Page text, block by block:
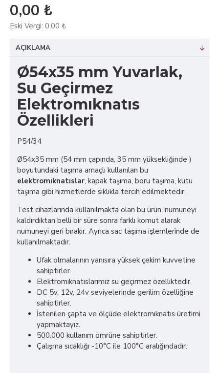
0,00 ₺
Eski Vergi: 0,00 ₺
AÇIKLAMA
Ø54x35 mm Yuvarlak,
Su Geçirmez
Elektromıknatıs
Özellikleri
P54/34
Ø54x35 mm (54 mm çapında, 35 mm yüksekliğinde )
boyutundaki taşıma amaçlı kullanılan bu
elektromıknatıslar, kapak taşıma, boru taşıma, kutu
taşıma gibi hizmetlerde sıklıkla tercih edilmektedir.
Test cihazlarında kullanılmakta olan bu ürün, numuneyi
kaldırdıktan belli bir süre sonra farklı komut alarak
numuneyi geri bırakır. Ayrıca sac taşıma işlemlerinde de
kullanılmaktadır.
Ufak olmalarının yanısıra yüksek çekim kuvvetine
sahiptirler.
Elektromıknatıslarımız su geçirmez özelliktedir.
DC 5v, 12v, 24v seviyelerinde gerilim özelliğine
sahiptirler.
İstenilen çapta ve ölçüde elektromıknatıs üretimi
yapmaktayız.
500.000 kullanım ömrüne sahiptirler.
Çalışma sıcaklığı -10°C ile 100°C aralığındadır.